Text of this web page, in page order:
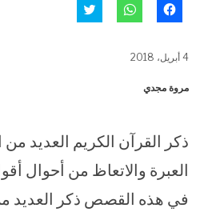
للمشاركة
في
للمشاركة
4 أبريل، 2018
مروة مجدي
ذكر القرآن الكريم العديد
العبرة والاتعاظ من أحوال
في هذه القصص ذكر العديد